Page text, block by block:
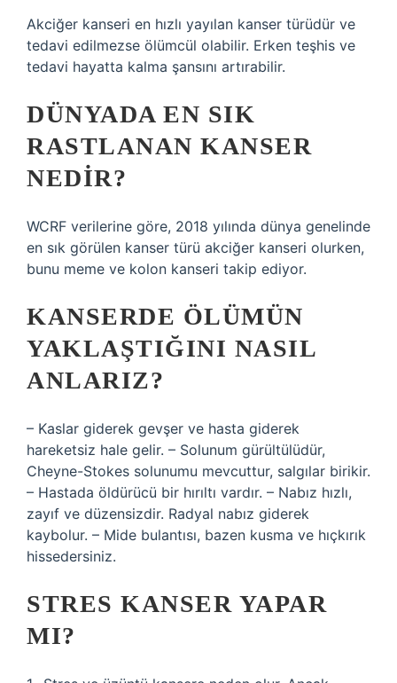
Akciğer kanseri en hızlı yayılan kanser türüdür ve
tedavi edilmezse ölümcül olabilir. Erken teşhis ve
tedavi hayatta kalma şansını artırabilir.
DÜNYADA EN SIK
RASTLANAN KANSER
NEDIR?
WCRF verilerine göre, 2018 yılında dünya genelinde
en sık görülen kanser türü akciğer kanseri olurken,
bunu meme ve kolon kanseri takip ediyor.
KANSERDE ÖLÜMÜN
YAKLAŞTIĞINI NASIL
ANLARIZ?
– Kaslar giderek gevşer ve hasta giderek
hareketsiz hale gelir. – Solunum gürültülüdür,
Cheyne-Stokes solunumu mevcuttur, salgılar birikir.
– Hastada öldürücü bir hırıltı vardır. – Nabız hızlı,
zayıf ve düzensizdir. Radyal nabız giderek
kaybolur. – Mide bulantısı, bazen kusma ve hıçkırık
hissedersiniz.
STRES KANSER YAPAR
MI?